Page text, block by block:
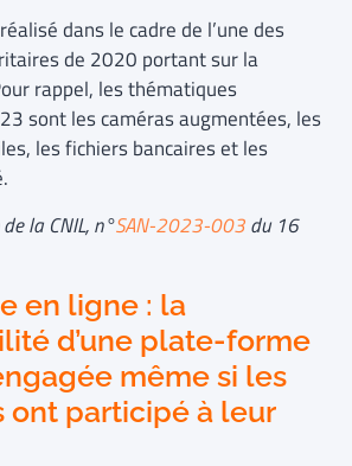
dans le cadre de l’une des
de 2020 portant sur la
rappel, les thématiques
sont les caméras augmentées, les
les fichiers bancaires et les
la CNIL,n°SAN-2023-003du 16
en ligne : la
d’une plate-forme
même si les
ont participé à leur